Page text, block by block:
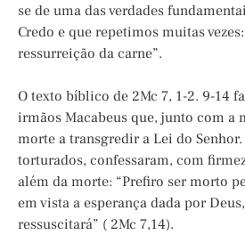
se de uma das verdades
Credo e que repetimos muitas
ressurreição da carne”.
O texto bíblico de 2Mc 7, 1-2. 9-14
irmãos Macabeus que, junto com a
morte a transgredir a Lei do
torturados, confessaram, com
além da morte: “Prefiro ser morto
em vista a esperança dada por
ressuscitará” ( 2Mc 7,14).